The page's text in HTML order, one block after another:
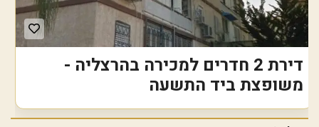
דירת 2 חדרים למכירה בהרצליה -
משופצת ביד התשעה